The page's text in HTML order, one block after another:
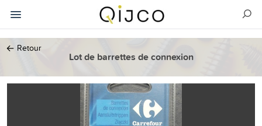
← Retour
Lot de barrettes de connexion